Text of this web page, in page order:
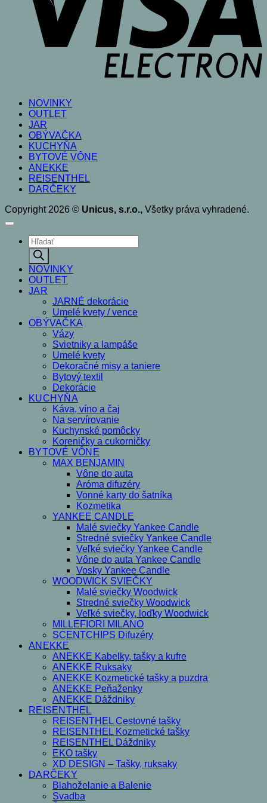
NOVINKY
OUTLET
JAR
OBÝVAČKA
KUCHYŇA
BYTOVÉ VÔNE
ANEKKE
REISENTHEL
DARČEKY
Copyright 2026 © Unicus, s.r.o., Všetky práva vyhradené.
Products
search
NOVINKY
OUTLET
JAR
JARNÉ dekorácie
Umelé kvety / vence
OBÝVAČKA
Vázy
Svietniky a lampáše
Umelé kvety
Dekoračné misy a taniere
Bytový textil
Dekorácie
KUCHYŇA
Káva, víno a čaj
Na servírovanie
Kuchynské pomôcky
Koreničky a cukorničky
BYTOVÉ VÔNE
MAX BENJAMIN
Vône do auta
Aróma difuzéry
Vonné karty do šatníka
Kozmetika
YANKEE CANDLE
Malé sviečky Yankee Candle
Stredné sviečky Yankee Candle
Veľké sviečky Yankee Candle
Vône do auta Yankee Candle
Vosky Yankee Candle
WOODWICK SVIEČKY
Malé sviečky Woodwick
Stredné sviečky Woodwick
Veľké sviečky, loďky Woodwick
MILLEFIORI MILANO
SCENTCHIPS Difuzéry
ANEKKE
ANEKKE Kabelky, tašky a kufre
ANEKKE Ruksaky
ANEKKE Kozmetické tašky a puzdra
ANEKKE Peňaženky
ANEKKE Dáždniky
REISENTHEL
REISENTHEL Cestovné tašky
REISENTHEL Kozmetické tašky
REISENTHEL Dáždniky
EKO tašky
XD DESIGN – Tašky, ruksaky
DARČEKY
Blahoželanie a Balenie
Svadba